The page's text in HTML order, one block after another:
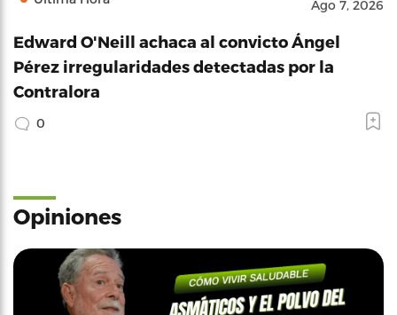
Ago 7, 2026
Edward O'Neill achaca al convicto Ángel
Pérez irregularidades detectadas por la
Contralora
0
Opiniones